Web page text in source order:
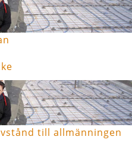
till allmänningen